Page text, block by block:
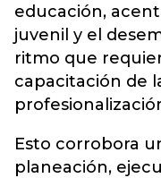
educación,
juvenil y el
ritmo que
capacitación de
Esto corrobora
planeación,